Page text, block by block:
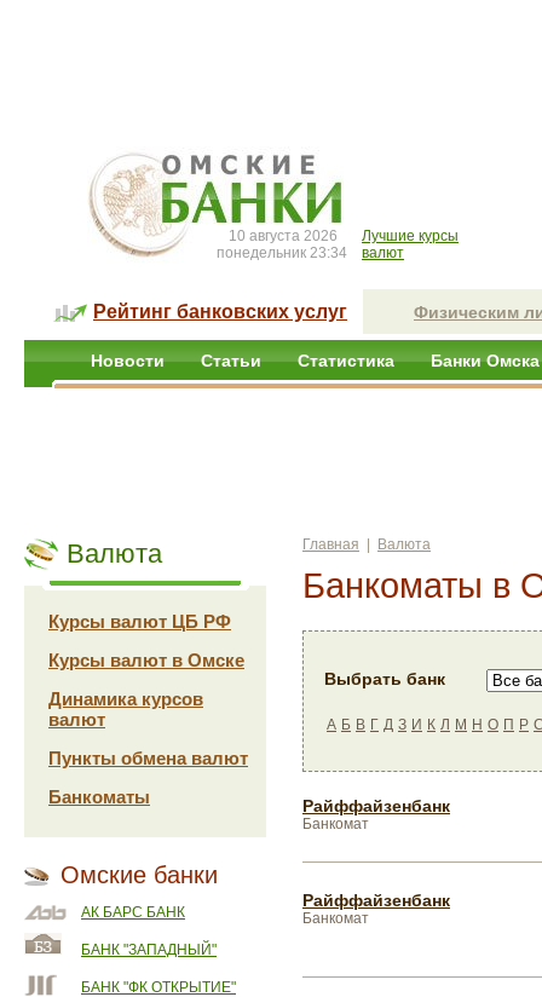
10 августа 2026
понедельник 23:34
Лучшие курсы
валют
Рейтинг банковских услуг Физическим
Новости Статьи Статистика Банки Омска
Валюта
Курсы валют ЦБ РФ
Курсы валют в Омске
Динамика курсов
валют
Пункты обмена валют
Банкоматы
Омские банки
АК БАРС БАНК
БАНК "ЗАПАДНЫЙ"
БАНК "ФК ОТКРЫТИЕ"
Главная Валюта
Банкоматы в
Выбрать банк
А Б В Г Д З И К Л М Н О П Р
Райффайзенбанк
Банкомат
Райффайзенбанк
Банкомат